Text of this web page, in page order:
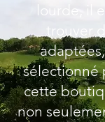
lourde, il
trouver
sélectionné
cette
non